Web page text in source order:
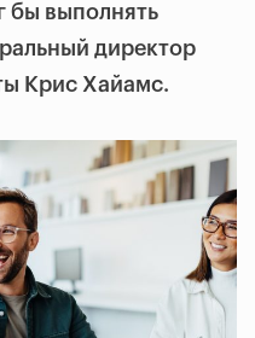
бы выполнять
директор
Крис Хайамс.